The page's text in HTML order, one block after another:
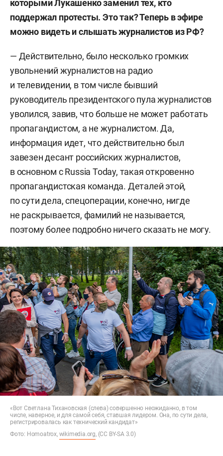
которыми Лукашенко заменил тех, кто
поддержал протесты. Это так? Теперь в эфире
можно видеть и слышать журналистов из РФ?
— Действительно, было несколько громких
увольнений журналистов на радио
и телевидении, в том числе бывший
руководитель президентского пула журналистов
уволился, завив, что больше не может работать
пропагандистом, а не журналистом. Да,
информация идет, что действительно был
завезен десант российских журналистов,
в основном с Russia Today, такая откровенно
пропагандистская команда. Деталей этой,
по сути дела, спецоперации, конечно, нигде
не раскрывается, фамилий не называется,
поэтому более подробно ничего сказать не могу.
«Вот Светлана Тихановская (слева) совершенно неожиданно, в том
числе, наверное, и для самой себя, ставшая лидером. Она, по сути дела,
регистрировалась как технический кандидат»
Фото: Homoatrox, wikimedia.org, (CC BY-SA 3.0)